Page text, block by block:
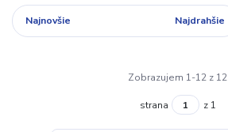
Najnovšie Najdrahšie
Zobrazujem 1-12 z 12
strana z 1